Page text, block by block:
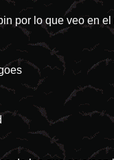
por lo que veo en